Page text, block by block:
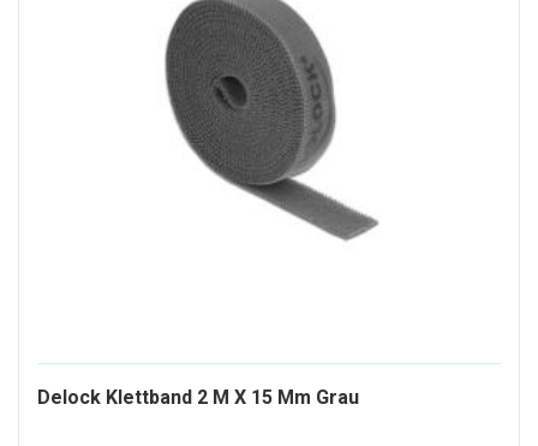
Delock Klettband 2 M X 15 Mm Grau1156975-